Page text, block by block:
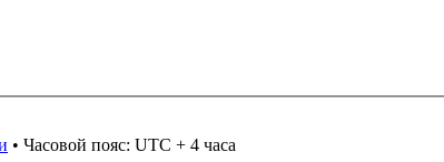
• Часовой пояс: UTC + 4 часа